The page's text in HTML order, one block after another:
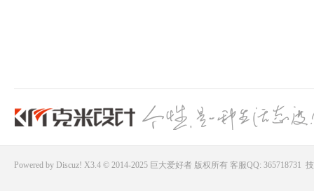
Powered by Discuz! X3.4 © 2014-2025 巨大爱好者版权所有 客服QQ: 365718731